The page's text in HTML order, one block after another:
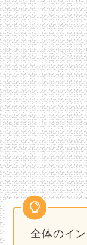
全体のイ